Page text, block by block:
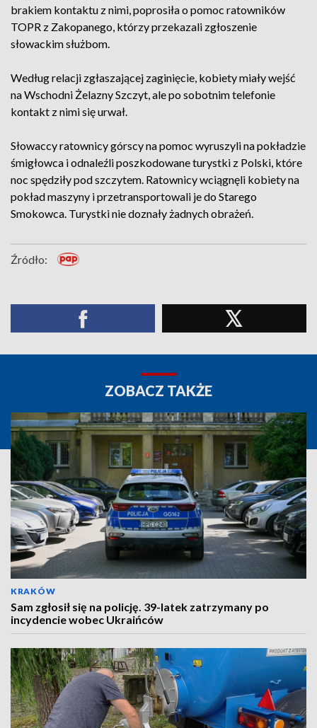
brakiem kontaktu z nimi, poprosiła o pomoc ratowników
TOPR z Zakopanego, którzy przekazali zgłoszenie
słowackim służbom.
Według relacji zgłaszającej zaginięcie, kobiety miały wejść
na Wschodni Żelazny Szczyt, ale po sobotnim telefonie
kontakt z nimi się urwał.
Słowaccy ratownicy górscy na pomoc wyruszyli na pokładzie
śmigłowca i odnaleźli poszkodowane turystki z Polski, które
noc spędziły pod szczytem. Ratownicy wciągnęli kobiety na
pokład maszyny i przetransportowali je do Starego
Smokowca. Turystki nie doznały żadnych obrażeń.
Źródło:
ZOBACZ TAKŻE
KRAKÓW
Sam zgłosił się na policję. 39-latek zatrzymany po
incydencie wobec Ukraińców